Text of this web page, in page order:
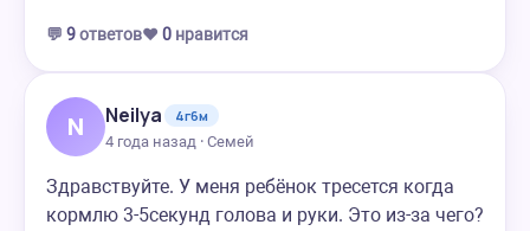
💬 9ответов❤️ 0 нравится
N Neilya
4г6м
4 года назад · Семей
Здравствуйте. У меня ребёнок тресется когда
кормлю 3-5секунд голова и руки. Это из-за чего?